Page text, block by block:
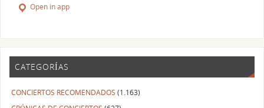
Open in app
CATEGORÍAS
CONCIERTOS RECOMENDADOS (1.163)